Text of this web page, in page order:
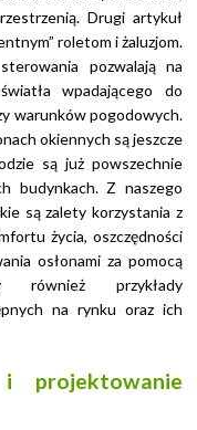
Drugi artykuł
roletom i żaluzjom.
pozwalają na
wpadającego do
warunków pogodowych.
okiennych są jeszcze
są już powszechnie
budynkach. Z naszego
są zalety korzystania z
życia, oszczędności
osłonami za pomocą
również przykłady
na rynku oraz ich
projektowanie